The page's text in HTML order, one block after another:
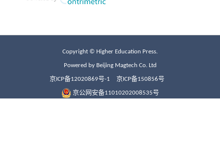
Copyright © Higher Education Press.
Powered by Beijing Magtech Co. Ltd
京ICP备12020869号-1 京ICP备150856号
京公网安备11010202008535号